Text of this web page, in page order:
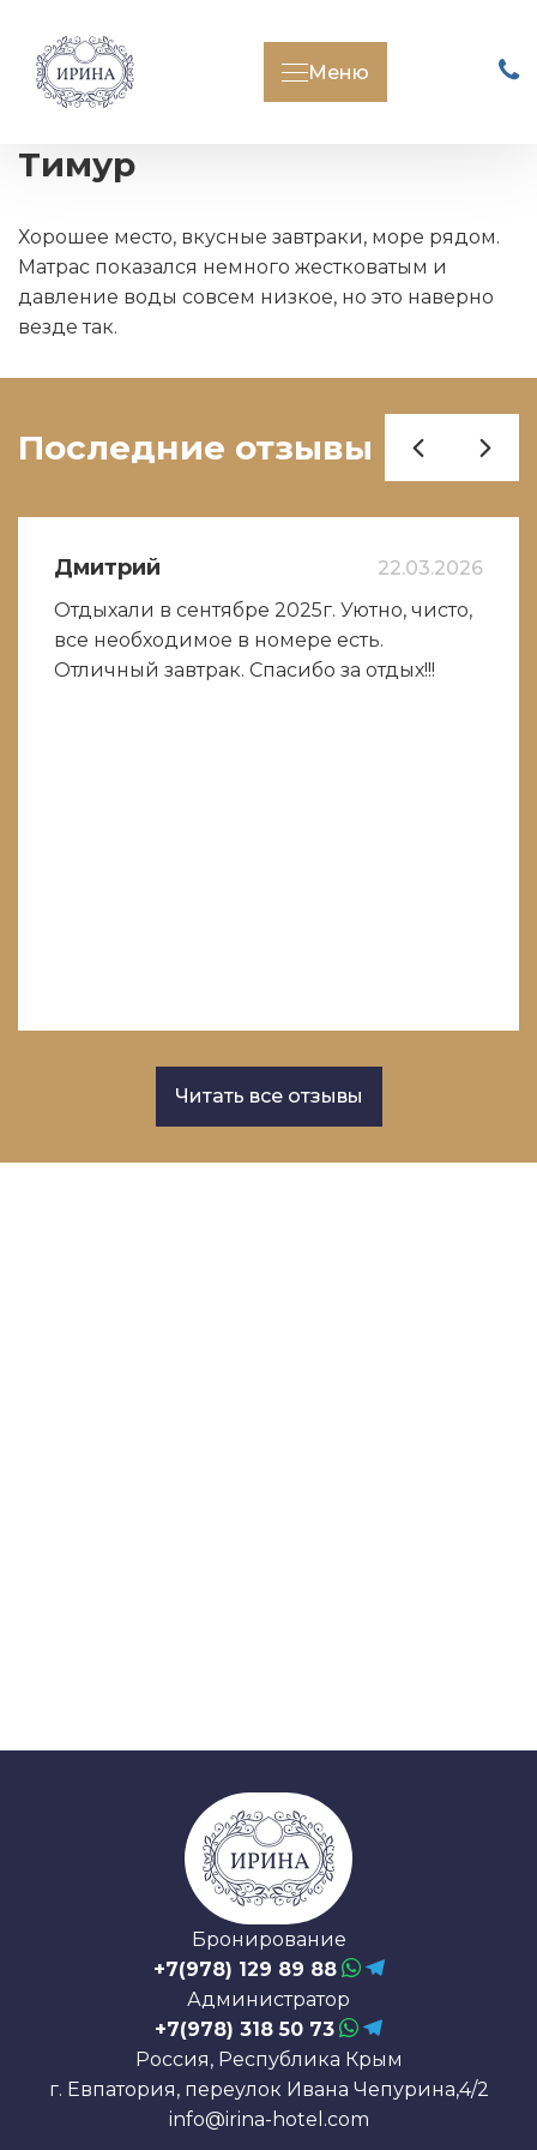
Меню
Тимур
Хорошее место, вкусные завтраки, море рядом.
Матрас показался немного жестковатым и
давление воды совсем низкое, но это наверно
везде так.
Последние отзывы
Дмитрий
22.03.2026
Отдыхали в сентябре 2025г. Уютно, чисто,
все необходимое в номере есть.
Отличный завтрак. Спасибо за отдых!!!
Читать все отзывы
Бронирование
+7(978) 129 89 88
Администратор
+7(978) 318 50 73
Россия, Республика Крым
г. Евпатория, переулок Ивана Чепурина,4/2
info@irina-hotel.com